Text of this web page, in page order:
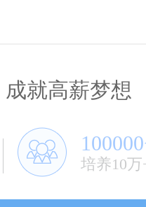
就高薪梦想
培养10万